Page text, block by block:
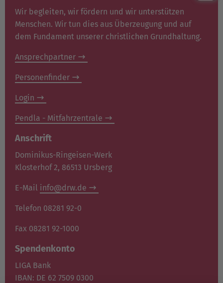
Wir begleiten, wir fördern und wir unterstützen
Menschen. Wir tun dies aus Überzeugung und auf
dem Fundament unserer christlichen Grundhaltung.
Ansprechpartner
Personenfinder
Login
Pendla - Mitfahrzentrale
Anschrift
Dominikus-Ringeisen-Werk
Klosterhof 2, 86513 Ursberg
E-Mail info@drw.de
Telefon 08281 92-0
Fax 08281 92-1000
Spendenkonto
LIGA Bank
IBAN: DE 62 7509 0300